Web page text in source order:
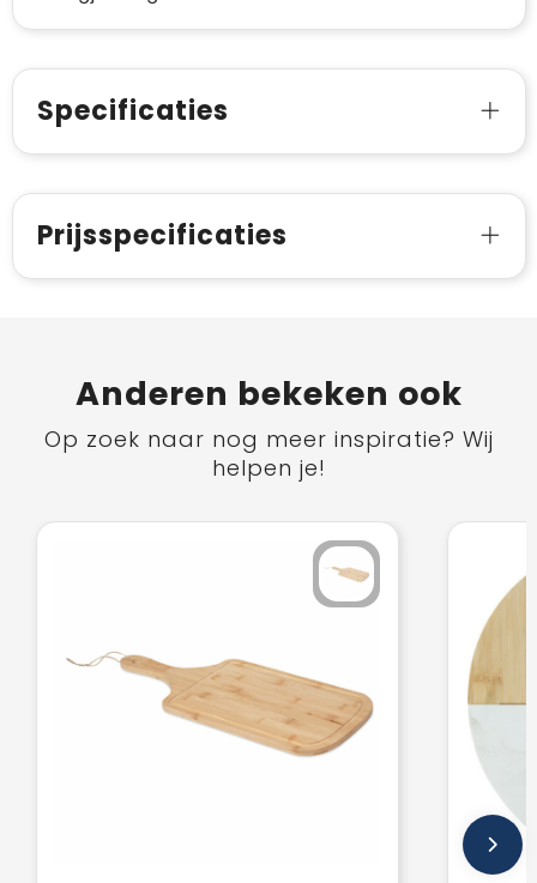
Specificaties
Prijsspecificaties
Anderen bekeken ook
Op zoek naar nog meer inspiratie? Wij
helpen je!